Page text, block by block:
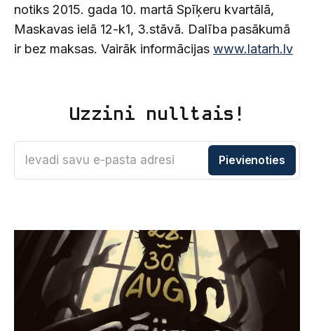
notiks 2015. gada 10. martā Spīķeru kvartālā,
Maskavas ielā 12-k1, 3.stāvā. Dalība pasākumā
ir bez maksas. Vairāk informācijas www.latarh.lv
Uzzini nulltais!
Ievadi savu e-pasta adresi Pievienoties